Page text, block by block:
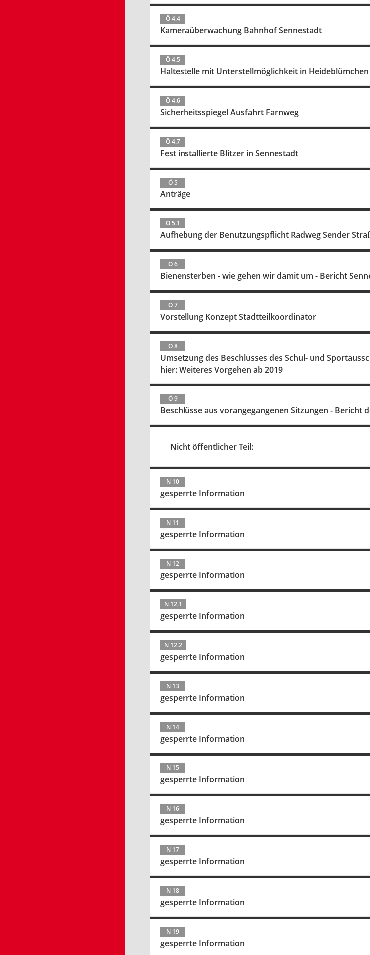
Ö 4.4
Kameraüberwachung Bahnhof Sennestadt
Ö 4.5
Haltestelle mit Unterstellmöglichkeit in Heideblümchen
Ö 4.6
Sicherheitsspiegel Ausfahrt Farnweg
Ö 4.7
Fest installierte Blitzer in Sennestadt
Ö 5
Anträge
Ö 5.1
Aufhebung der Benutzungspflicht Radweg Sender
Ö 6
Bienensterben - wie gehen wir damit um - Bericht
Ö 7
Vorstellung Konzept Stadtteilkoordinator
Ö 8
Umsetzung des Beschlusses des Schul- und
hier: Weiteres Vorgehen ab 2019
Ö 9
Beschlüsse aus vorangegangenen Sitzungen - Bericht
Nicht öffentlicher Teil:
N 10
gesperrte Information
N 11
gesperrte Information
N 12
gesperrte Information
N 12.1
gesperrte Information
N 12.2
gesperrte Information
N 13
gesperrte Information
N 14
gesperrte Information
N 15
gesperrte Information
N 16
gesperrte Information
N 17
gesperrte Information
N 18
gesperrte Information
N 19
gesperrte Information